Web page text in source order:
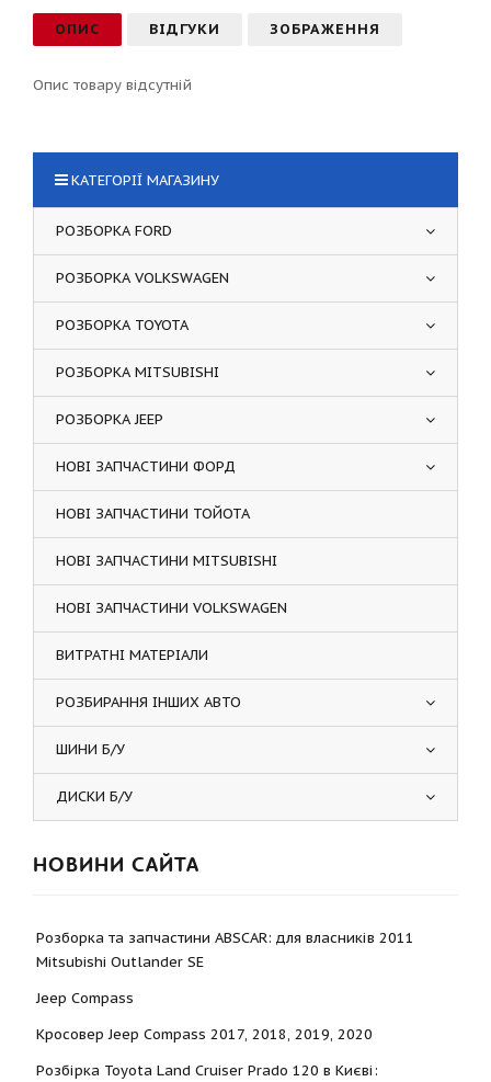
ОПИС ВІДГУКИ ЗОБРАЖЕННЯ
Опис товару відсутній
КАТЕГОРІЇ МАГАЗИНУ
РОЗБОРКА FORD
РОЗБОРКА VOLKSWAGEN
РОЗБОРКА TOYOTA
РОЗБОРКА MITSUBISHI
РОЗБОРКА JEEP
НОВІ ЗАПЧАСТИНИ ФОРД
НОВІ ЗАПЧАСТИНИ ТОЙОТА
НОВІ ЗАПЧАСТИНИ MITSUBISHI
НОВІ ЗАПЧАСТИНИ VOLKSWAGEN
ВИТРАТНІ МАТЕРІАЛИ
РОЗБИРАННЯ ІНШИХ АВТО
ШИНИ Б/У
ДИСКИ Б/У
НОВИНИ САЙТА
Розборка та запчастини ABSCAR: для власників 2011
Mitsubishi Outlander SE
Jeep Compass
Кросовер Jeep Compass 2017, 2018, 2019, 2020
Розбірка Toyota Land Cruiser Prado 120 в Києві: